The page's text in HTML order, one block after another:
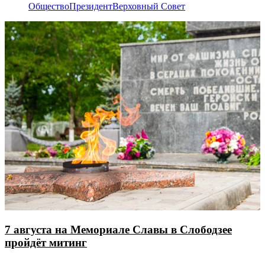
ОбществоПрезидентВерховный Совет
7 августа на Мемориале Славы в Слободзее
пройдёт митинг